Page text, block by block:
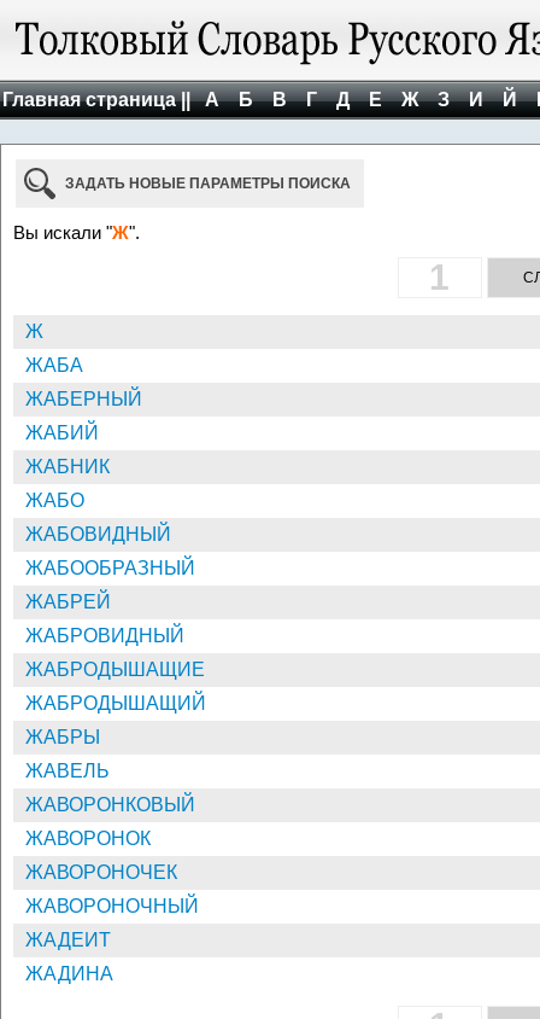
Главная страница || А Б В Г Д Е Ж З И Й
ЗАДАТЬ НОВЫЕ ПАРАМЕТРЫ ПОИСКА
Вы искали "Ж".
1
Ж
ЖАБА
ЖАБЕРНЫЙ
ЖАБИЙ
ЖАБНИК
ЖАБО
ЖАБОВИДНЫЙ
ЖАБООБРАЗНЫЙ
ЖАБРЕЙ
ЖАБРОВИДНЫЙ
ЖАБРОДЫШАЩИЕ
ЖАБРОДЫШАЩИЙ
ЖАБРЫ
ЖАВЕЛЬ
ЖАВОРОНКОВЫЙ
ЖАВОРОНОК
ЖАВОРОНОЧЕК
ЖАВОРОНОЧНЫЙ
ЖАДЕИТ
ЖАДИНА